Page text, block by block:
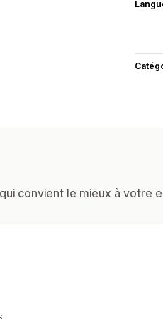
convient le mieux à votre